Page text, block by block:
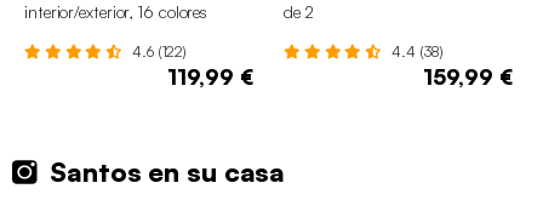
interior/exterior, 16 colores
4.6 (122)
119,99 €
de 2
4.4 (38)
159,99 €
Santos en su casa